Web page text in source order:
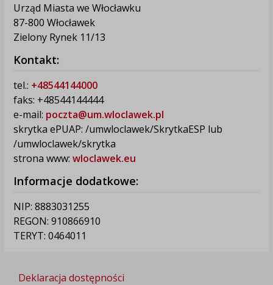
Urząd Miasta we Włocławku
87-800 Włocławek
Zielony Rynek 11/13
Kontakt:
tel.: +48544144000
faks: +48544144444
e-mail: poczta@um.wloclawek.pl
skrytka ePUAP: /umwloclawek/SkrytkaESP lub
/umwloclawek/skrytka
strona www: wloclawek.eu
Informacje dodatkowe:
NIP: 8883031255
REGON: 910866910
TERYT: 0464011
Deklaracja dostępności